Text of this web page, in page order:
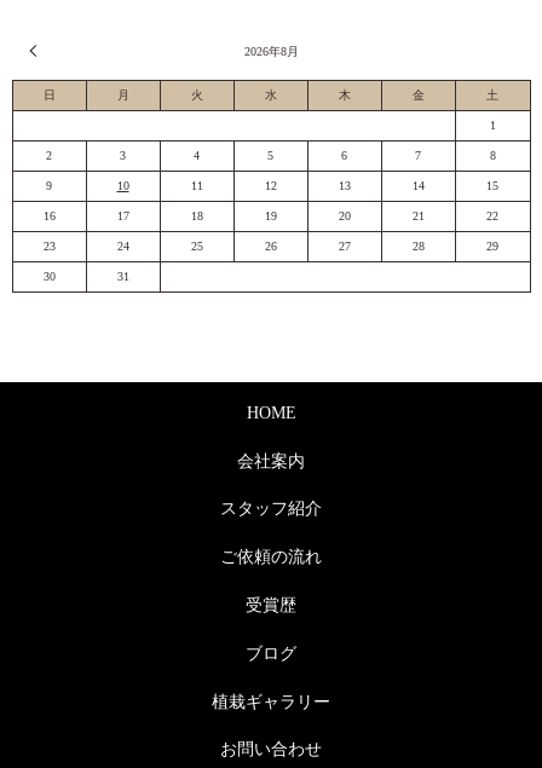
2026年8月
日 月 火 水 木 金 土
1
2 3 4 5 6 7 8
9 10 11 12 13 14 15
16 17 18 19 20 21 22
23 24 25 26 27 28 29
30 31
HOME
会社案内
スタッフ紹介
ご依頼の流れ
受賞歴
ブログ
植栽ギャラリー
お問い合わせ